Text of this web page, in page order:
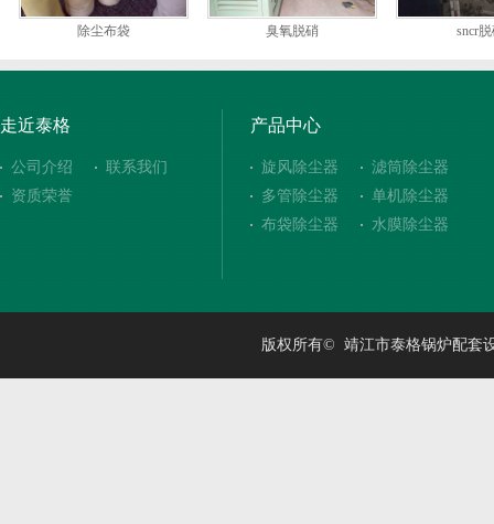
除尘布袋 臭氧脱硝 sncr
走近泰格
公司介绍
资质荣誉
联系我们
产品中心
旋风除尘器
多管除尘器
布袋除尘器
滤筒除尘器
单机除尘器
水膜除尘器
版权所有© 靖江市泰格锅炉配套